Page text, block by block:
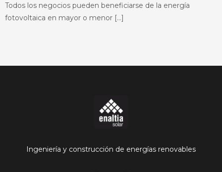
Todos los negocios pueden beneficiarse de la energía
fotovoltaica en mayor o menor […]
Ingeniería y construcción de energías renovables